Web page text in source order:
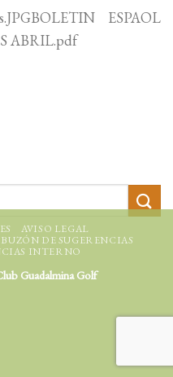
ESPAOL
ABRIL.pdf
AVISO LEGAL
BUZÓN DE SUGERENCIAS
INTERNO
Guadalmina Golf